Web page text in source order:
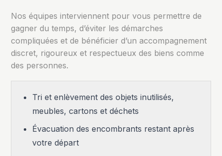
Nos équipes interviennent pour vous permettre de
gagner du temps, d’éviter les démarches
compliquées et de bénéficier d’un accompagnement
discret, rigoureux et respectueux des biens comme
des personnes.
Tri et enlèvement des objets inutilisés,
meubles, cartons et déchets
Évacuation des encombrants restant après
votre départ